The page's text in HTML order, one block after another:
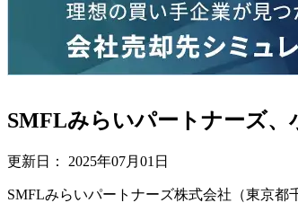
SMFLみらいパートナーズ、
更新日： 2025年07月01日
SMFLみらいパートナーズ株式会社（東京